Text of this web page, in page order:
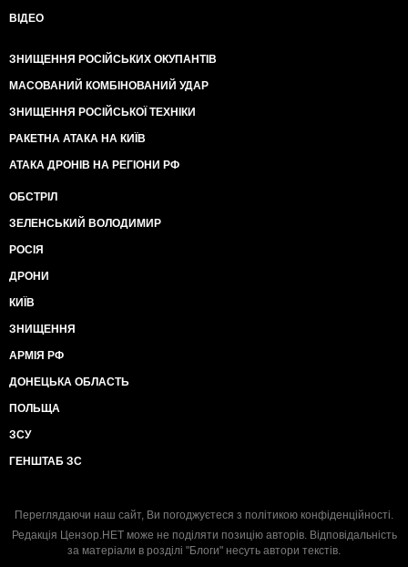
ВІДЕО
ЗНИЩЕННЯ РОСІЙСЬКИХ ОКУПАНТІВ
МАСОВАНИЙ КОМБІНОВАНИЙ УДАР
ЗНИЩЕННЯ РОСІЙСЬКОЇ ТЕХНІКИ
РАКЕТНА АТАКА НА КИЇВ
АТАКА ДРОНІВ НА РЕГІОНИ РФ
ОБСТРІЛ
ЗЕЛЕНСЬКИЙ ВОЛОДИМИР
РОСІЯ
ДРОНИ
КИЇВ
ЗНИЩЕННЯ
АРМІЯ РФ
ДОНЕЦЬКА ОБЛАСТЬ
ПОЛЬЩА
ЗСУ
ГЕНШТАБ ЗС
Переглядаючи наш сайт, Ви погоджуєтеся з політикою конфіденційності.
Редакція Цензор.НЕТ може не поділяти позицію авторів. Відповідальність
за матеріали в розділі "Блоги" несуть автори текстів.